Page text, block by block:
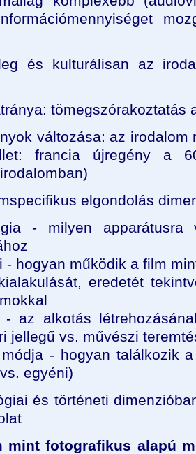
és kulturálisan az
tömegszórakoztatás
változása: az irodalom
francia újregény a
elgondolás
- milyen
- hogyan működik a film
eredetét
- az alkotás
jellegű vs. művészi
- hogyan találkozik
egyéni)
és történeti
mint fotografikus alapú